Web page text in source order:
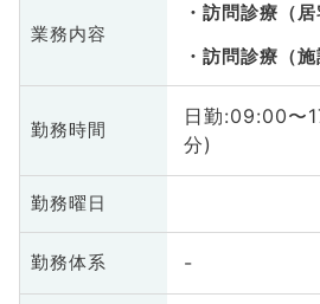
業務内容
訪問診療（居
訪問診療（施
勤務時間
日勤:09:00〜
分)
勤務曜日
勤務体系 -